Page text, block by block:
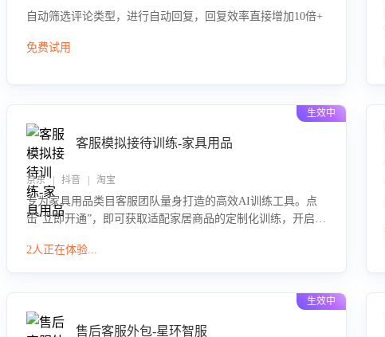
自动筛选评论类型，进行自动回复，回复效率直接增加10倍+
免费试用
生效中
客服模拟接待训练-家具用品
京东 | 抖音 | 淘宝
专为家具用品类目客服团队量身打造的高效AI训练工具。点
击“立即开通”，即可获取适配家居商品的定制化训练，开启模
尺寸参数咨询等高频场景下的专业应对能力。
2人正在体验...
生效中
售后客服外包-星环智服